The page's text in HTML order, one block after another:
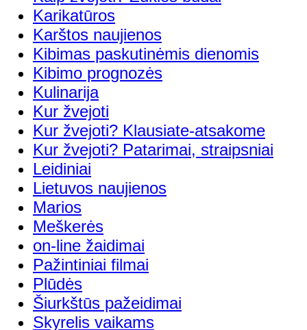
Karikatūros
Karštos naujienos
Kibimas paskutinėmis dienomis
Kibimo prognozės
Kulinarija
Kur žvejoti
Kur žvejoti? Klausiate-atsakome
Kur žvejoti? Patarimai, straipsniai
Leidiniai
Lietuvos naujienos
Marios
Meškerės
on-line žaidimai
Pažintiniai filmai
Plūdės
Šiurkštūs pažeidimai
Skyrelis vaikams